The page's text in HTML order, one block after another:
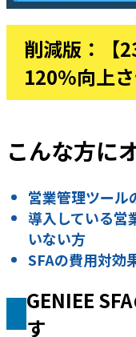
削減版：【
120%向上
こんな方に
営業管理ツール
導入している営
いない方
SFAの費用対効
GENIEE
す